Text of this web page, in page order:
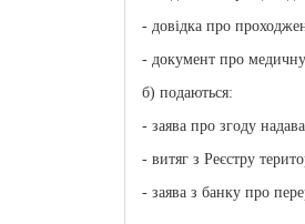
- довідка про
- документ про медичну
б) подаються:
- заява про згоду
- витяг з Реєстру
- заява з банку про